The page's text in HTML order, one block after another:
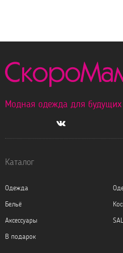
Модная одежда для
Каталог
Одежда
Бельё
Аксессуары
В подарок